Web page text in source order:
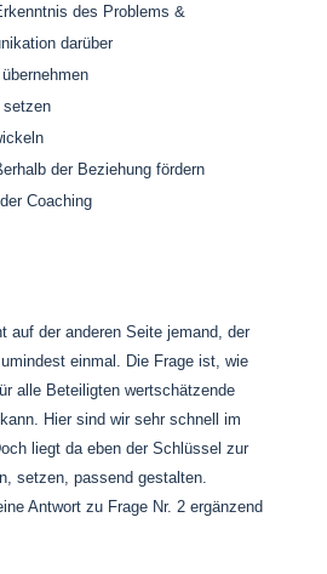
des Problems &
darüber
setzen
der Beziehung fördern
Coaching
auf der anderen Seite jemand, der
einmal. Die Frage ist, wie
alle Beteiligten wertschätzende
Hier sind wir sehr schnell im
liegt da eben der Schlüssel zur
setzen, passend gestalten.
Antwort zu Frage Nr. 2 ergänzend